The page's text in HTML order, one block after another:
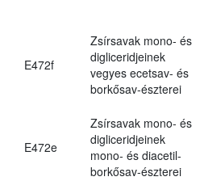
E472f
Zsírsavak mono- és
digliceridjeinek
vegyes ecetsav- és
borkősav-észterei
E472e
Zsírsavak mono- és
digliceridjeinek
mono- és diacetil-
borkősav-észterei